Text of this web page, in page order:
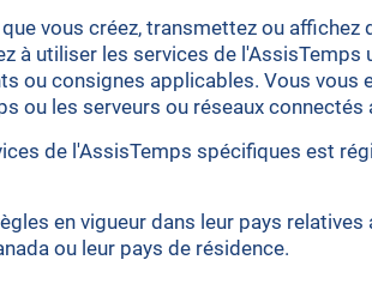
vous créez, transmettez ou
à utiliser les services de
ou consignes applicables. Vous vous
les serveurs ou réseaux connectés
de l'AssisTemps spécifiques est
en vigueur dans leur pays
ou leur pays de résidence.